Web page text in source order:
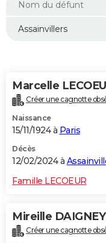
Forum
Aménagement intérieur
Extérieur
Cuisine
Salle de bains
Jardinage
Rangement
WEEK-END
Guides de France
Escapades
Patrimoine
Expositions
Musées
Week-end nature
LIFESTYLE
Alimentation
Guide de la santé
Maladies
Médicaments
Sommeil
VOYAGE
Destinations
City break
Voyage nature
Voyage de noces
Forum
Climat
+PHOTO
GUIDES D'ACHAT
BONS PLANS
CARTE DE VOEUX
Dictionnaire
Biographies
Citations
Expressions
Proverbes
PROGRAMME TV
Marcelle
Créer une cagnotte
Naissance
15/11/1924 à Paris
Décès
12/02/2024 à
Famille LECOEUR
Mireille DAIGNEY
Créer une cagnotte